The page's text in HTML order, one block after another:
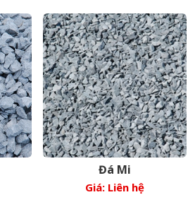
Đá Mi
Giá: Liên hệ